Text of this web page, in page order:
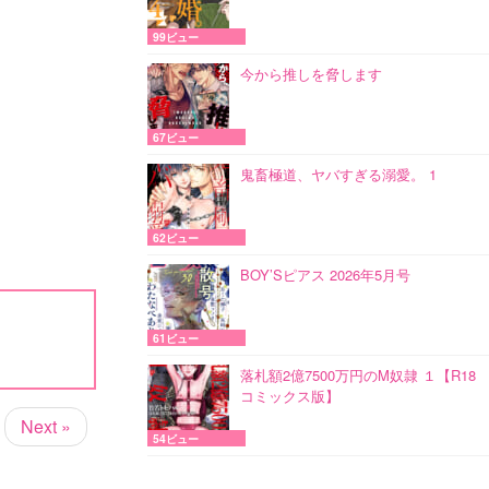
Next »
99ビュー
今から推しを脅します
67ビュー
鬼畜極道、ヤバすぎる溺愛。 1
62ビュー
BOY’Sピアス 2026年5月号
61ビュー
落札額2億7500万円のM奴隷 １【R18
コミックス版】
54ビュー